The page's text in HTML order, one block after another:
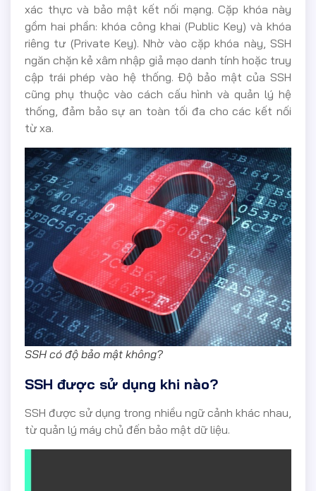
xác thực và bảo mật kết nối mạng. Cặp khóa này
gồm hai phần: khóa công khai (Public Key) và khóa
riêng tư (Private Key). Nhờ vào cặp khóa này, SSH
ngăn chặn kẻ xâm nhập giả mạo danh tính hoặc truy
cập trái phép vào hệ thống. Độ bảo mật của SSH
cũng phụ thuộc vào cách cấu hình và quản lý hệ
thống, đảm bảo sự an toàn tối đa cho các kết nối
từ xa.
SSH có độ bảo mật không?
SSH được sử dụng khi nào?
SSH được sử dụng trong nhiều ngữ cảnh khác nhau,
từ quản lý máy chủ đến bảo mật dữ liệu.